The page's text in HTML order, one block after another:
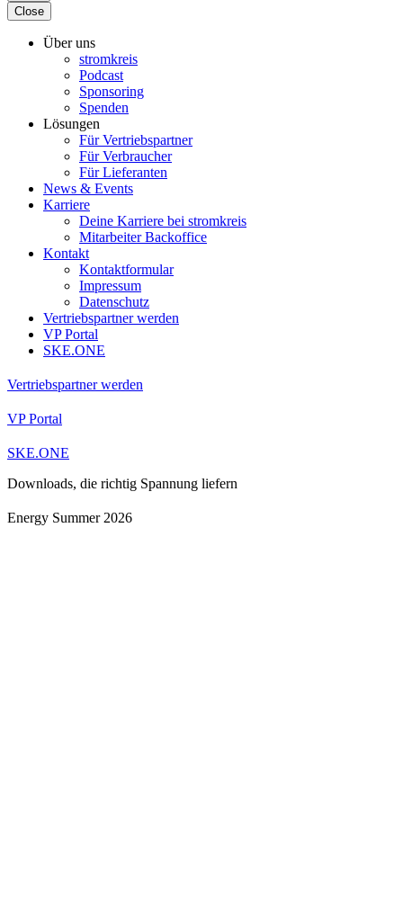
Close
Über uns
stromkreis
Podcast
Sponsoring
Spenden
Lösungen
Für Vertriebspartner
Für Verbraucher
Für Lieferanten
News & Events
Karriere
Deine Karriere bei stromkreis
Mitarbeiter Backoffice
Kontakt
Kontaktformular
Impressum
Datenschutz
Vertriebspartner werden
VP Portal
SKE.ONE
Vertriebspartner werden
VP Portal
SKE.ONE
Downloads, die richtig Spannung liefern
Energy Summer 2026